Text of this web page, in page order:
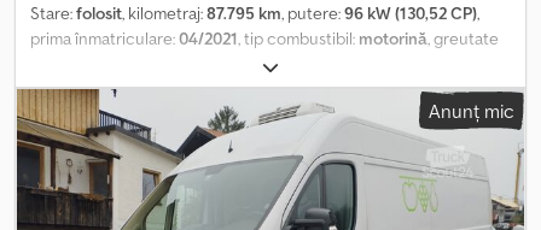
Stare:folosit, kilometraj:87.795 km, putere:96 kW (130,52 CP),
prima înmatriculare:04/2021, tip combustibil: motorină, greutate
albastru, tip de angrenaj:
de emisii:Euro 6, număr de locuri:3, volumul spațiului de
încărcare:20 m³ , lungimea spațiului de încărcare: 4.300 mm,
lățimea spațiului de încărcare:
, înălțime spațiu de
încărcare:2.150 mm, Dotări:ABS, aer condiționat, filtru de
particule, hayon hidraulic, program electronic de stabilitate
(ESP), sistem de navigație, închidere centralizată
, NOU SERVICIU
Anunț mic